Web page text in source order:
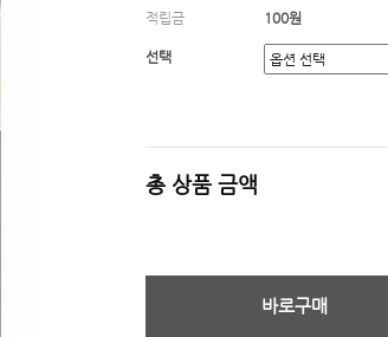
적립금 100원
선택
총 상품 금액
바로구매